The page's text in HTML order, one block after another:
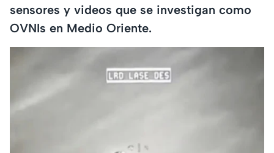
sensores y videos que se investigan como
OVNIs en Medio Oriente.